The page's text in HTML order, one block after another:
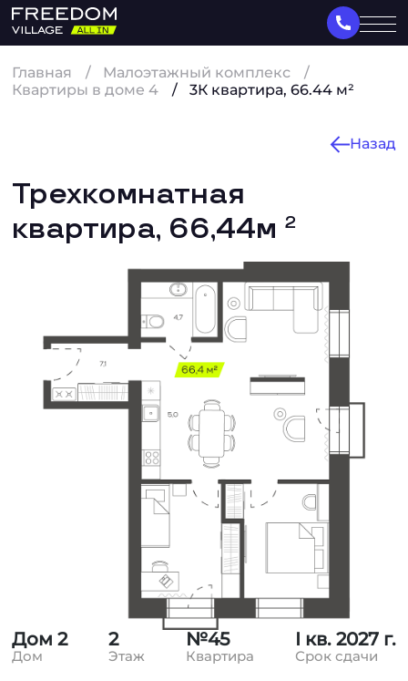
Главная
Малоэтажный комплекс
Квартиры в доме 4
3К квартира, 66.44 м²
Назад
Трехкомнатная
квартира, 66,44м 2
Дом 2
Дом
2
Этаж
№45
Квартира
I кв. 2027 г.
Срок сдачи